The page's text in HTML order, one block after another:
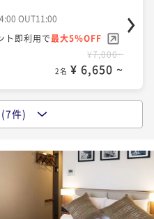
OUT11:00
ト即利用で最大5％OFF
¥7,000~
2名 ¥ 6,650 ~
でオトクな価格！※13
OUT11:00
最大5％OFF
¥7,400~
2名 ¥ 7,030 ~
件)